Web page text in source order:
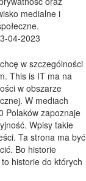
medialne i
04-2023
w szczególności
This is IT ma na
w obszarze
W mediach
Polaków zapoznaje
Wpisy takie
Ta strona ma być
Bo historie
historie do których